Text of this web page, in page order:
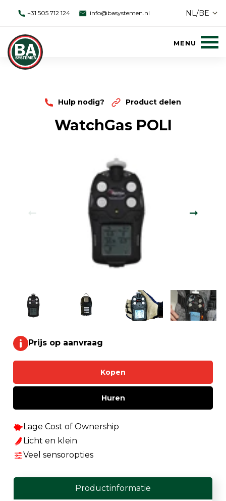
+31 505 712 124 info@basystemen.nl NL/BE
Hulp nodig? Product delen
WatchGas POLI
Prijs op aanvraag
Huren
Kopen
Lage Cost of Ownership
Licht en klein
Veel sensoropties
Productinformatie